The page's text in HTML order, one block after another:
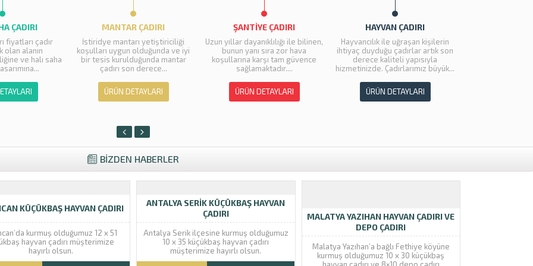
ÇADIRI
yetiştiriciliği
ve iyi
mantar
derece...
ŞANTIYE ÇADIRI
Uzun yıllar dayanıklılığı ile bilinen,
bunun yanı sıra zor hava
koşullarına karşı tam güvence
sağlamaktadır....
ÜRÜN DETAYLARI
HAYVAN ÇADIRI
Hayvancılık ile uğraşan kişilerin
ihtiyaç duyduğu çadırlar artık son
derece kaliteli yapısıyla
hizmetinizde. Çadırlarımız büyük...
ÜRÜN DETAYLARI
İNEK ÇADIRI
İnek Çadırı İnek Çadırı hayvancılık
sektöründe sıklıkla kullanılan bir
tesis türüdür. Ekin Çadır
tarafından üretilen ve...
ÜRÜN DETAYLARI
BİZDEN HABERLER
KÜÇÜKBAŞ HAYVAN ÇADIRI
kurmuş olduğumuz 12 x 51
hayvan çadırı müşterimize
hayırlı olsun.
ANTALYA SERIK KÜÇÜKBAŞ HAYVAN
ÇADIRI
Antalya Serik ilçesine kurmuş olduğumuz
10 x 35 küçükbaş hayvan çadırı
müşterimize hayırlı olsun.
MALATYA YAZIHAN HAYVAN ÇADIRI VE
DEPO ÇADIRI
Malatya Yazıhan’a bağlı Fethiye köyüne
kurmuş olduğumuz 10 x 30 küçükbaş